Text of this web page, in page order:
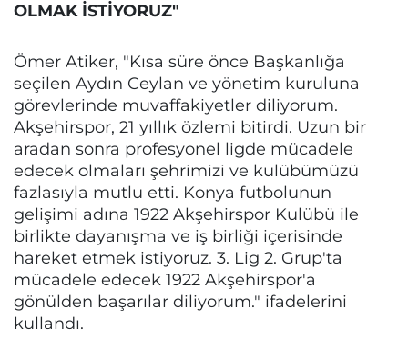
OLMAK İSTİYORUZ"
Ömer Atiker, "Kısa süre önce Başkanlığa
seçilen Aydın Ceylan ve yönetim kuruluna
görevlerinde muvaffakiyetler diliyorum.
Akşehirspor, 21 yıllık özlemi bitirdi. Uzun bir
aradan sonra profesyonel ligde mücadele
edecek olmaları şehrimizi ve kulübümüzü
fazlasıyla mutlu etti. Konya futbolunun
gelişimi adına 1922 Akşehirspor Kulübü ile
birlikte dayanışma ve iş birliği içerisinde
hareket etmek istiyoruz. 3. Lig 2. Grup'ta
mücadele edecek 1922 Akşehirspor'a
gönülden başarılar diliyorum." ifadelerini
kullandı.